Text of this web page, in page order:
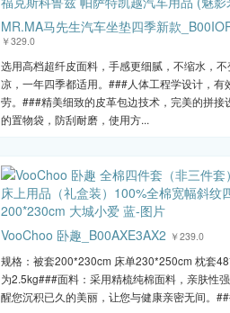
MR.MA马先生汽车坐垫四季新款
￥329.0
选用高档超纤皮面料，手感更细腻，不缩水，
凉，一年四季都适用。###人体工程学设计，有
劳。###精美细致的皮革包边技术，完美的拼接
的置物袋，防刮耐磨，使用方...
VooChoo 卧趣_B00AXE3AX2 ￥239.0
规格：被套200*230cm 床单230*250cm 枕套
为2.5kg###面料：采用精梳纯棉面料，亲肤性
醒您沉积已久的美丽，让您与健康亲密无间。